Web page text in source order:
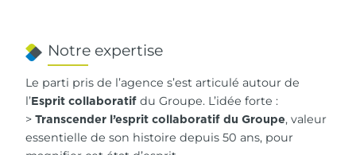
Notre expertise
Le parti pris de l’agence s’est articulé autour de
l’ Esprit collaboratif du Groupe. L’idée forte :
> Transcender l’esprit collaboratif du Groupe, valeur
essentielle de son histoire depuis 50 ans, pour